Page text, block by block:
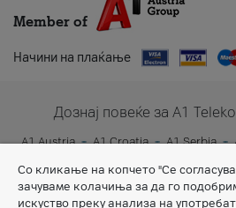
Member of
Начини на плаќање
Дознај повеќе за A1
A1 Austria A1 Croatia A1 Serbia
Со кликање на копчето "Се
зачуваме колачиња за да го
искуство преку анализа на